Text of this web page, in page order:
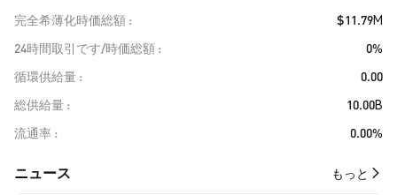
完全希薄化時価総額
$11.79M
24時間取引です/時価総額
0%
循環供給量
0.00
総供給量
10.00B
流通率
0.00%
​​ニュース​​ もっと